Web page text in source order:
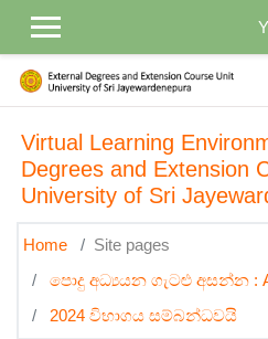
Virtual Learning
Degrees and Extension
University of Sri
Home
Site pages
පොදු අධ්‍යයන ගැටළු අසන්න :
2024 විභාගය සම්බන්ධවයි